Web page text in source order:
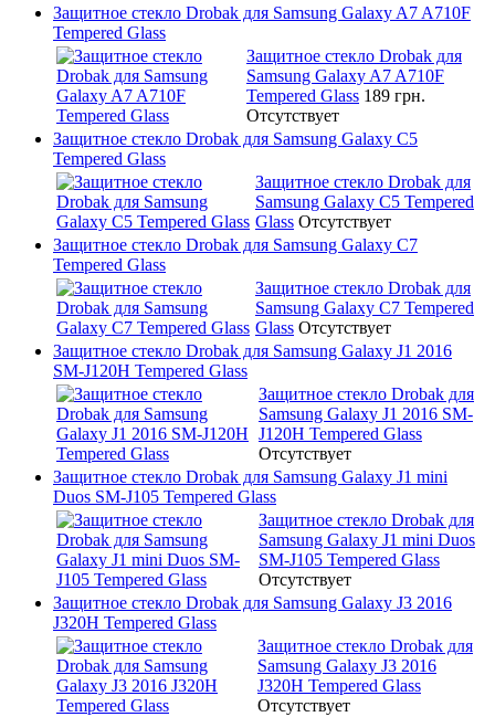
Защитное стекло Drobak для Samsung Galaxy A7 A710F
Tempered Glass
Защитное стекло Drobak для
Samsung Galaxy A7 A710F
Tempered Glass 189 грн.
Отсутствует
Защитное стекло Drobak для Samsung Galaxy C5
Tempered Glass
Защитное стекло Drobak для
Samsung Galaxy C5 Tempered
Glass Отсутствует
Защитное стекло Drobak для Samsung Galaxy C7
Tempered Glass
Защитное стекло Drobak для
Samsung Galaxy C7 Tempered
Glass Отсутствует
Защитное стекло Drobak для Samsung Galaxy J1 2016
SM-J120H Tempered Glass
Защитное стекло Drobak для
Samsung Galaxy J1 2016 SM-
J120H Tempered Glass
Отсутствует
Защитное стекло Drobak для Samsung Galaxy J1 mini
Duos SM-J105 Tempered Glass
Защитное стекло Drobak для
Samsung Galaxy J1 mini Duos
SM-J105 Tempered Glass
Отсутствует
Защитное стекло Drobak для Samsung Galaxy J3 2016
J320H Tempered Glass
Защитное стекло Drobak для
Samsung Galaxy J3 2016
J320H Tempered Glass
Отсутствует